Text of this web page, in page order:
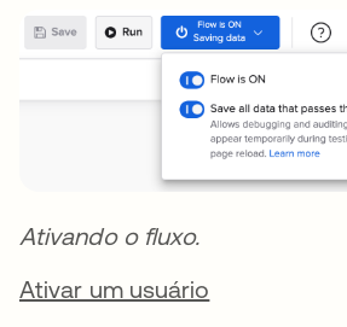
Ativando o fluxo.
Ativar um usuário